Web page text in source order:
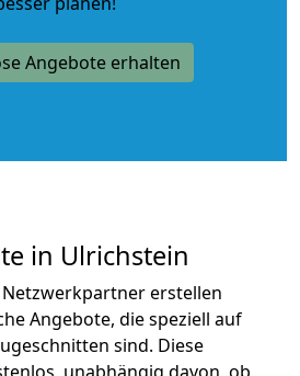
Angebote erhalten
in Ulrichstein
erstellen
Angebote, die speziell auf
sind. Diese
unabhängig davon, ob